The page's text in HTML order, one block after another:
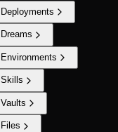
Deployments
Dreams
Environments
Skills
Vaults
Files